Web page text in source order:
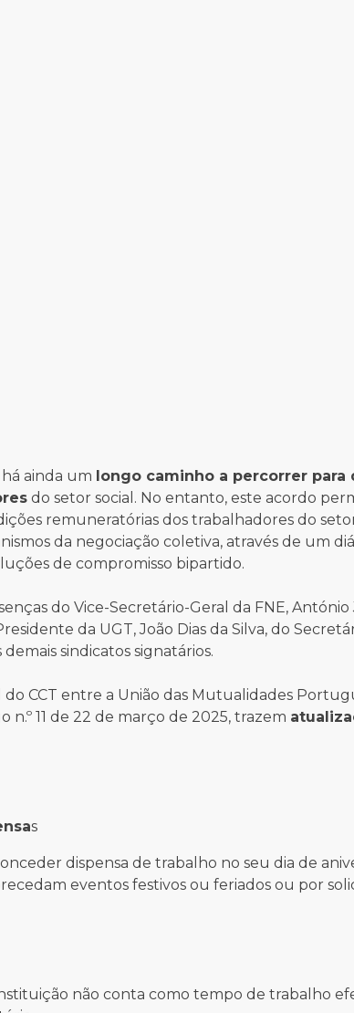
ainda um longo caminho a percorrer para
do setor social. No entanto, este acordo
remuneratórias dos trabalhadores do
da negociação coletiva, através de um
de compromisso bipartido.
do Vice-Secretário-Geral da FNE,
da UGT, João Dias da Silva, do
sindicatos signatários.
CCT entre a União das Mutualidades
11 de 22 de março de 2025, trazem
s
dispensa de trabalho no seu dia de
eventos festivos ou feriados ou por
não conta como tempo de trabalho